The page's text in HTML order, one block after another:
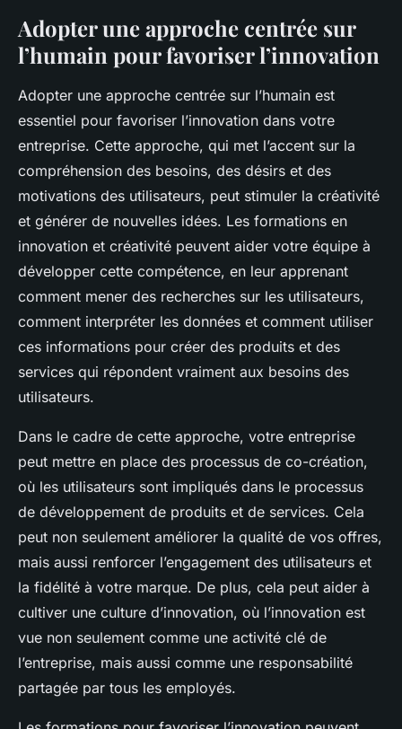
Adopter une approche centrée sur
l’humain pour favoriser l’innovation
Adopter une approche centrée sur l’humain est
essentiel pour favoriser l’innovation dans votre
entreprise. Cette approche, qui met l’accent sur la
compréhension des besoins, des désirs et des
motivations des utilisateurs, peut stimuler la créativité
et générer de nouvelles idées. Les formations en
innovation et créativité peuvent aider votre équipe à
développer cette compétence, en leur apprenant
comment mener des recherches sur les utilisateurs,
comment interpréter les données et comment utiliser
ces informations pour créer des produits et des
services qui répondent vraiment aux besoins des
utilisateurs.
Dans le cadre de cette approche, votre entreprise
peut mettre en place des processus de co-création,
où les utilisateurs sont impliqués dans le processus
de développement de produits et de services. Cela
peut non seulement améliorer la qualité de vos offres,
mais aussi renforcer l’engagement des utilisateurs et
la fidélité à votre marque. De plus, cela peut aider à
cultiver une culture d’innovation, où l’innovation est
vue non seulement comme une activité clé de
l’entreprise, mais aussi comme une responsabilité
partagée par tous les employés.